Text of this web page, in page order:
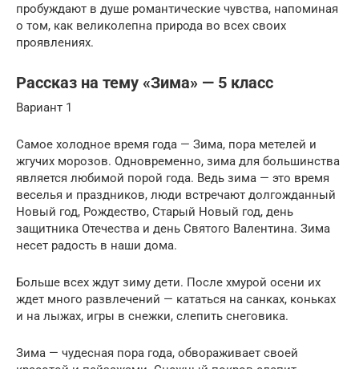
пробуждают в душе романтические чувства, напоминая
о том, как великолепна природа во всех своих
проявлениях.
Рассказ на тему «Зима» — 5 класс
Вариант 1
Самое холодное время года — Зима, пора метелей и
жгучих морозов. Одновременно, зима для большинства
является любимой порой года. Ведь зима — это время
веселья и праздников, люди встречают долгожданный
Новый год, Рождество, Старый Новый год, день
защитника Отечества и день Святого Валентина. Зима
несет радость в наши дома.
Больше всех ждут зиму дети. После хмурой осени их
ждет много развлечений — кататься на санках, коньках
и на лыжах, игры в снежки, слепить снеговика.
Зима — чудесная пора года, обвораживает своей